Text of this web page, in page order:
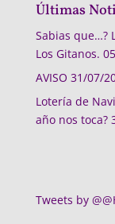
Últimas
Sabias que…?
Los Gitanos.
AVISO 31/07/
Lotería de
año nos toca?
Tweets by